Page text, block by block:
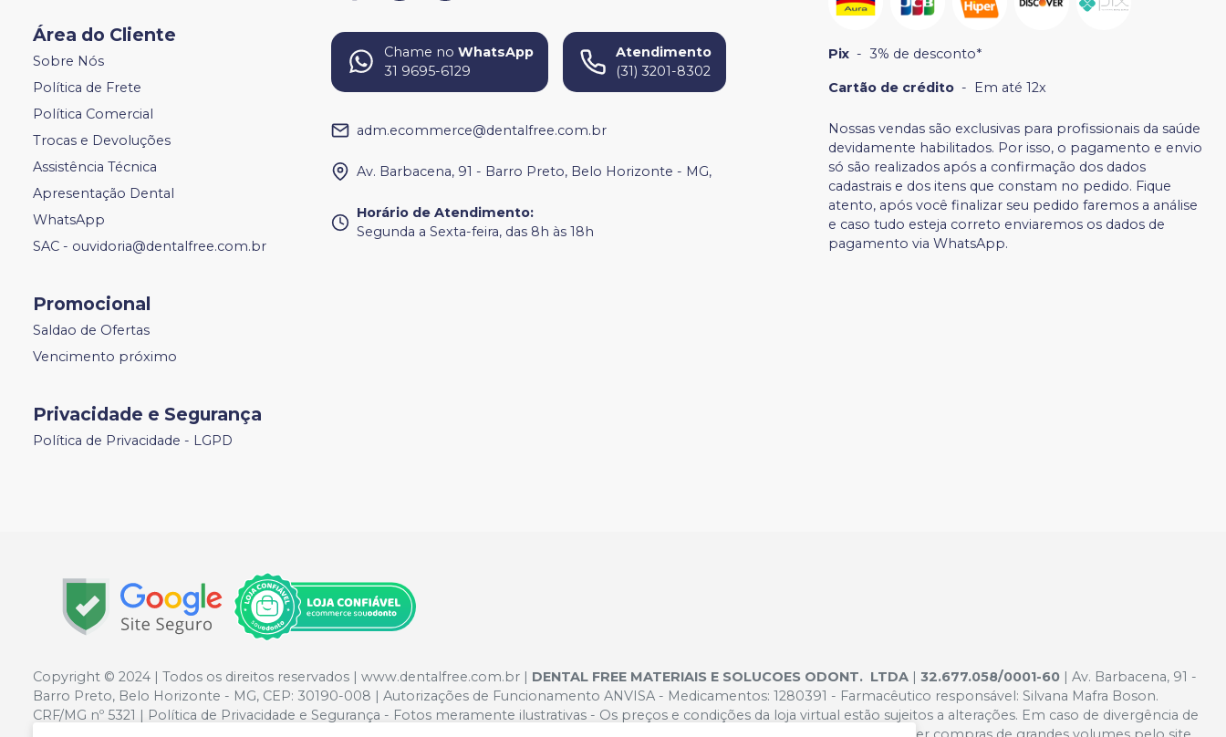
Área do Cliente
Sobre Nós
Política de Frete
Política Comercial
Trocas e Devoluções
Assistência Técnica
Apresentação Dental
WhatsApp
SAC - ouvidoria@dentalfree.com.br
Promocional
Saldao de Ofertas
Vencimento próximo
Privacidade e Segurança
Política de Privacidade - LGPD
Chame no WhatsApp
31 9695-6129
Atendimento
(31) 3201-8302
adm.ecommerce@dentalfree.com.br
Av. Barbacena, 91 - Barro Preto, Belo Horizonte - MG,
Horário de Atendimento:
Segunda a Sexta-feira, das 8h às 18h
Pix - 3% de desconto*
Cartão de crédito - Em até 12x
Nossas vendas são exclusivas para profissionais da saúde
devidamente habilitados. Por isso, o pagamento e envio
só são realizados após a confirmação dos dados
cadastrais e dos itens que constam no pedido. Fique
atento, após você finalizar seu pedido faremos a análise
e caso tudo esteja correto enviaremos os dados de
pagamento via WhatsApp.
Copyright © 2024 | Todos os direitos reservados | www.dentalfree.com.br | DENTAL FREE MATERIAIS E SOLUCOES ODONT. LTDA | 32.677.058/0001-60 | Av. Barbacena, 91 -
Barro Preto, Belo Horizonte - MG, CEP: 30190-008 | Autorizações de Funcionamento ANVISA - Medicamentos: 1280391 - Farmacêutico responsável: Silvana Mafra Boson.
CRF/MG nº 5321 | Política de Privacidade e Segurança - Fotos meramente ilustrativas - Os preços e condições da loja virtual estão sujeitos a alterações. Em caso de divergência de